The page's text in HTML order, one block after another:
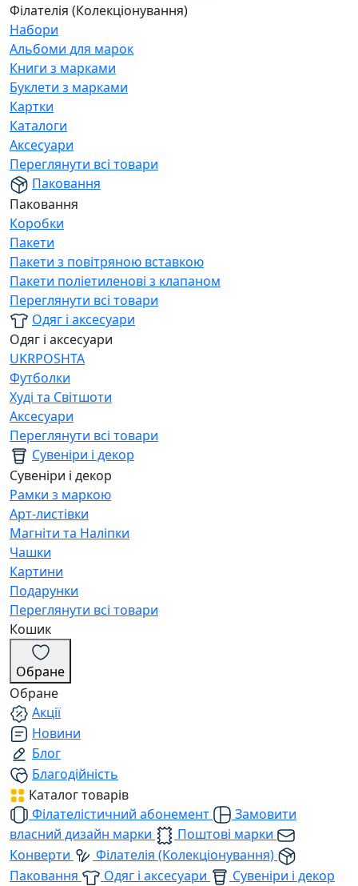
Філателія (Колекціонування)
Набори
Альбоми для марок
Книги з марками
Буклети з марками
Картки
Каталоги
Аксесуари
Переглянути всі товари
Паковання
Паковання
Коробки
Пакети
Пакети з повітряною вставкою
Пакети поліетиленові з клапаном
Переглянути всі товари
Одяг і аксесуари
Одяг і аксесуари
UKRPOSHTA
Футболки
Худі та Світшоти
Аксесуари
Переглянути всі товари
Сувеніри і декор
Сувеніри і декор
Рамки з маркою
Арт-листівки
Магніти та Наліпки
Чашки
Картини
Подарунки
Переглянути всі товари
Кошик
Обране
Обране
Акції
Новини
Блог
Благодійність
Каталог товарів
Філателістичний абонемент
Замовити
власний дизайн марки
Поштові марки
Конверти
Філателія (Колекціонування)
Паковання
Одяг і аксесуари
Сувеніри і декор